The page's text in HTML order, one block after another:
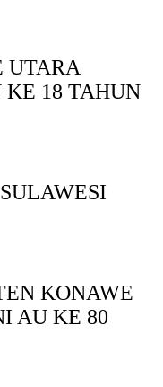
UTARA
18 TAHUN
KONAWE
AU KE 80